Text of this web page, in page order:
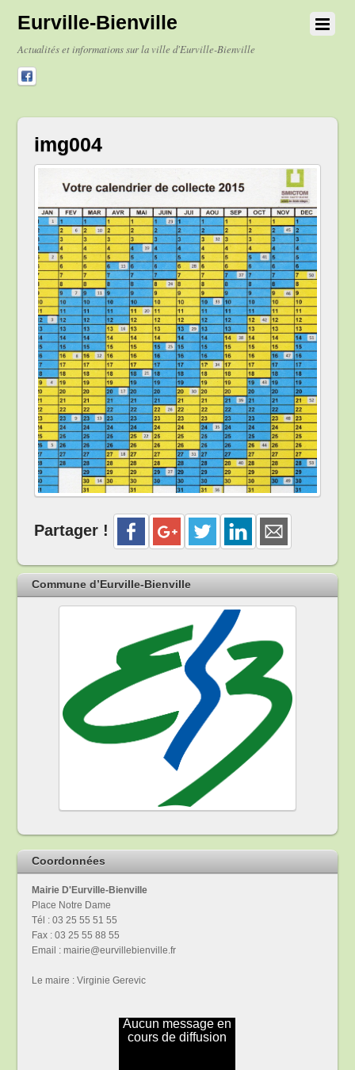
Eurville-Bienville
Actualités et informations sur la ville d'Eurville-Bienville
img004
Partager !
Commune d’Eurville-Bienville
Coordonnées
Mairie D'Eurville-Bienville
Place Notre Dame
Tél : 03 25 55 51 55
Fax : 03 25 55 88 55
Email : mairie@eurvillebienville.fr
Le maire : Virginie Gerevic